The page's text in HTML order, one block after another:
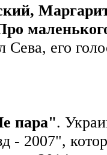
Сева, его
пара".
- 2007",